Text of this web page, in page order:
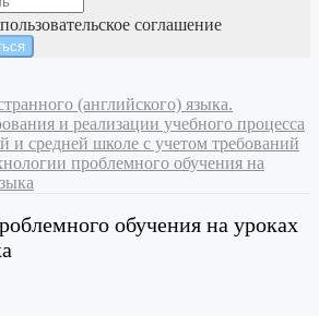
пользовательское соглашение
(английского) языка.
и реализации учебного процесса
и средней школе с учетом требований
проблемного обучения на
обучения на уроках